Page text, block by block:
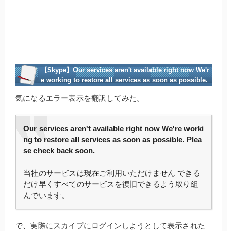
【Skype】Our services aren't available right now We'r
e working to restore all services as soon as possible.
気になるエラー表示を翻訳してみた。
Our services aren't available right now We're worki
ng to restore all services as soon as possible. Plea
se check back soon.
当社のサービスは現在ご利用いただけません できる
だけ早くすべてのサービスを復旧できるよう取り組
んでいます。
で、実際にスカイプにログインしようとして表示された